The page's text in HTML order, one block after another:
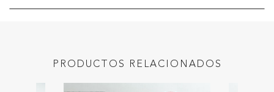
PRODUCTOS RELACIONADOS